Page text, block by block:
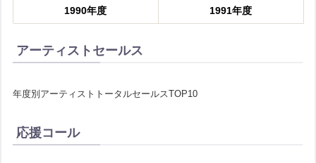
1990年度 1991年度
アーティストセールス
年度別アーティストトータルセールスTOP10
応援コール